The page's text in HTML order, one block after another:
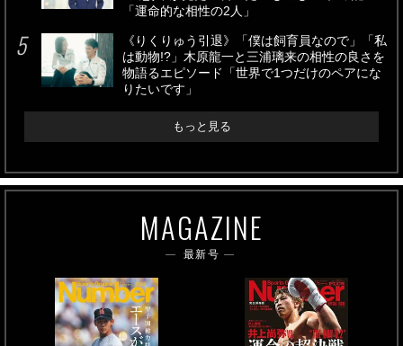
「運命的な相性の2人」
《りくりゅう引退》「僕は飼育員なので」「私
は動物!?」木原龍一と三浦璃来の相性の良さを
物語るエピソード「世界で1つだけのペアにな
りたいです」
もっと見る
MAGAZINE
最新号